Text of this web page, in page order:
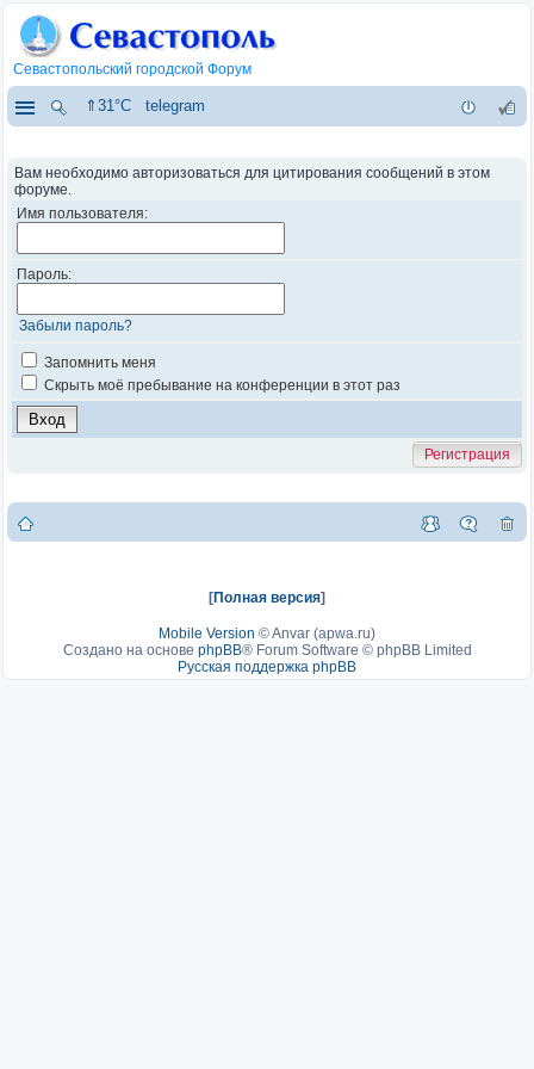
Севастопольский городской Форум
⇑31°C telegram
Вам необходимо авторизоваться для цитирования сообщений в этом
форуме.
Имя пользователя:
Пароль:
Забыли пароль?
Запомнить меня
Скрыть моё пребывание на конференции в этот раз
Регистрация
[Полная версия]
Mobile Version ©Anvar (apwa.ru)
Создано на основе phpBB® Forum Software © phpBB Limited
Русская поддержка phpBB